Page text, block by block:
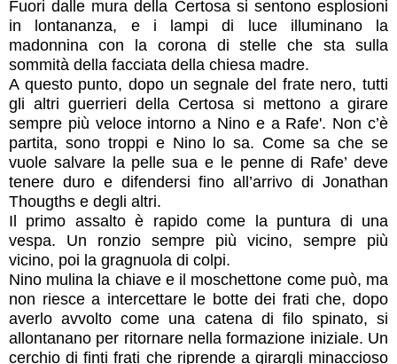
Fuori dalle mura della Certosa si sentono esplosioni
in lontananza, e i lampi di luce illuminano la
madonnina con la corona di stelle che sta sulla
sommità della facciata della chiesa madre.
A questo punto, dopo un segnale del frate nero, tutti
gli altri guerrieri della Certosa si mettono a girare
sempre più veloce intorno a Nino e a Rafe'. Non c’è
partita, sono troppi e Nino lo sa. Come sa che se
vuole salvare la pelle sua e le penne di Rafe’ deve
tenere duro e difendersi fino all’arrivo di Jonathan
Thougths e degli altri.
Il primo assalto è rapido come la puntura di una
vespa. Un ronzio sempre più vicino, sempre più
vicino, poi la gragnuola di colpi.
Nino mulina la chiave e il moschettone come può, ma
non riesce a intercettare le botte dei frati che, dopo
averlo avvolto come una catena di filo spinato, si
allontanano per ritornare nella formazione iniziale. Un
cerchio di finti frati che riprende a girargli minaccioso